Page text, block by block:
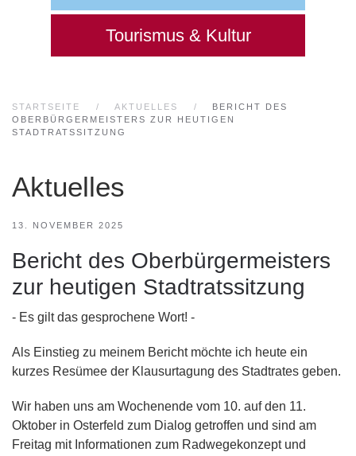
Tourismus & Kultur
STARTSEITE AKTUELLES
BERICHT DES
OBERBÜRGERMEISTERS ZUR HEUTIGEN
STADTRATSSITZUNG
Aktuelles
13. NOVEMBER 2025
Bericht des Oberbürgermeisters
zur heutigen Stadtratssitzung
- Es gilt das gesprochene Wort! -
Als Einstieg zu meinem Bericht möchte ich heute ein
kurzes Resümee der Klausurtagung des Stadtrates geben.
Wir haben uns am Wochenende vom 10. auf den 11.
Oktober in Osterfeld zum Dialog getroffen und sind am
Freitag mit Informationen zum Radwegekonzept und